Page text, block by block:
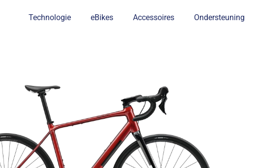
Technologie eBikes Accessoires Ondersteuning